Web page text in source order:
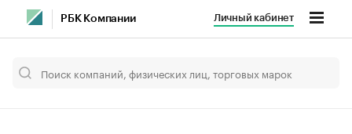
РБК Компании Личный кабинет